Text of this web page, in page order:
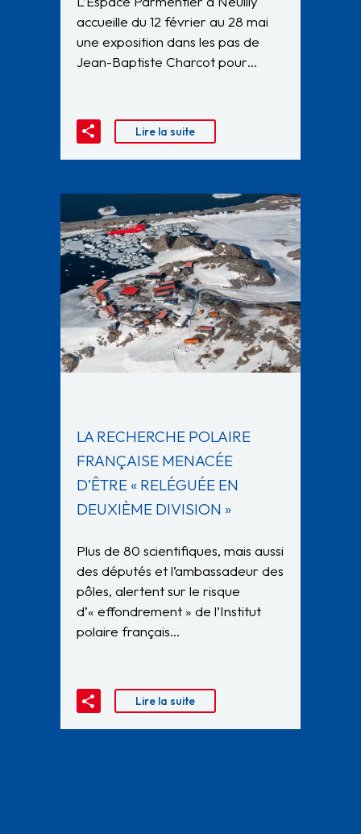
accueille du 12 février au 28 mai
une exposition dans les pas de
Jean-Baptiste Charcot pour…
Lire la suite
LA RECHERCHE POLAIRE
FRANÇAISE MENACÉE
D’ÊTRE « RELÉGUÉE EN
DEUXIÈME DIVISION »
Plus de 80 scientifiques, mais aussi
des députés et l’ambassadeur des
pôles, alertent sur le risque
d’« effondrement » de l’Institut
polaire français…
Lire la suite